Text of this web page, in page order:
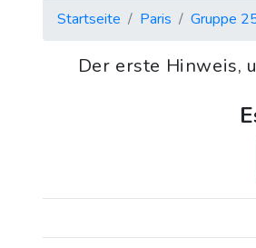
Startseite Paris Gruppe
Der erste Hinweis,